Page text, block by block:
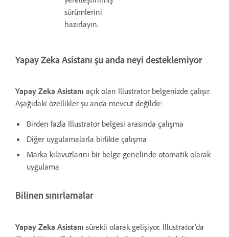
sürümlerini
hazırlayın.
Yapay Zeka Asistanı şu anda neyi desteklemiyor
Yapay Zeka Asistanı açık olan Illustrator belgenizde çalışır.
Aşağıdaki özellikler şu anda mevcut değildir:
Birden fazla Illustrator belgesi arasında çalışma
Diğer uygulamalarla birlikte çalışma
Marka kılavuzlarını bir belge genelinde otomatik olarak
uygulama
Bilinen sınırlamalar
Yapay Zeka Asistanı sürekli olarak gelişiyor. Illustrator'da